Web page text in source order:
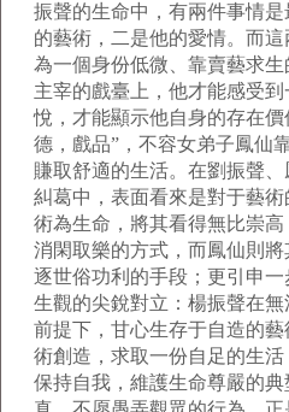
振聲的生命中，有兩件事情
的藝術，二是他的愛情。而
為一個身份低微、靠賣藝求
主宰的戲臺上，他才能感受
悅，才能顯示他自身的存在
德，戲品”，不容女弟子鳳仙
賺取舒適的生活。在劉振聲
糾葛中，表面看來是對于藝
術為生命，將其看得無比崇
消閑取樂的方式，而鳳仙則
逐世俗功利的手段；更引申
生觀的尖銳對立：楊振聲在
前提下，甘心生存于自造的
術創造，求取一份自足的生
保持自我，維護生命尊嚴的